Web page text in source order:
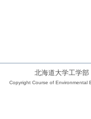
北海道大学工学
Copyright Course of Environmental